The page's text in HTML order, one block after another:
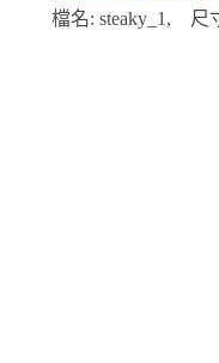
檔名: steaky_1 , 尺